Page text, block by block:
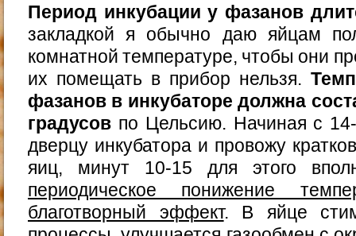
Период инкубации у фазанов
закладкой я обычно даю яйцам
комнатной температуре, чтобы они
их помещать в прибор нельзя.
фазанов в инкубаторе должна
градусов по Цельсию. Начиная с
дверцу инкубатора и провожу
яиц, минут 10-15 для этого
периодическое понижение
благотворный эффект. В яйце